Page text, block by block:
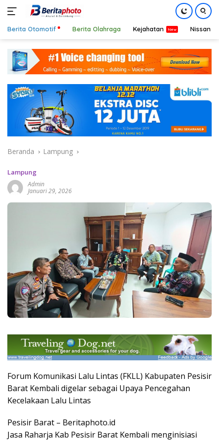
konten
Berita Otomotif Berita Olahraga Kejahatan Nissan
Beranda Lampung
Lampung
Admin
Januari 29, 2026
Forum Komunikasi Lalu Lintas (FKLL) Kabupaten Pesisir
Barat Kembali digelar sebagai Upaya Pencegahan
Kecelakaan Lalu Lintas
Pesisir Barat – Beritaphoto.id
Jasa Raharja Kab Pesisir Barat Kembali menginisiasi